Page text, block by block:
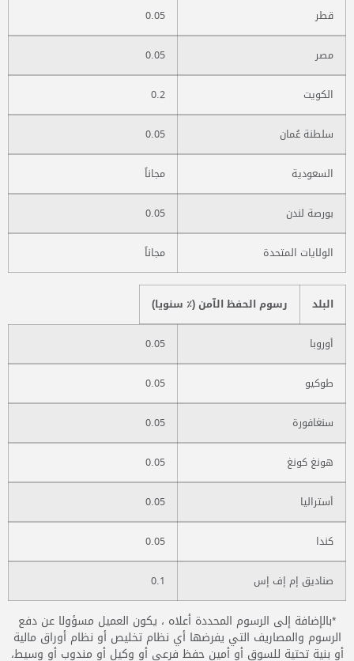
قطر 0.05
مصر 0.05
الكويت 0.2
سلطنة عُمان 0.05
السعودية مجاناً
بورصة لندن 0.05
الولايات المتحدة مجاناً
البلد رسوم الحفظ الآمن (٪ سنويا)
أوروبا 0.05
طوكيو 0.05
سنغافورة 0.05
هونغ كونغ 0.05
أستراليا 0.05
كندا 0.05
صناديق إم إف إس 0.1
*بالإضافة إلى الرسوم المحددة أعلاه ، يكون العميل مسؤولا عن دفع
الرسوم والمصاريف التي يفرضها أي نظام تخليص أو نظام أوراق مالية
أو بنية تحتية للسوق أو أمين حفظ فرعي أو وكيل أو مندوب أو وسيط،